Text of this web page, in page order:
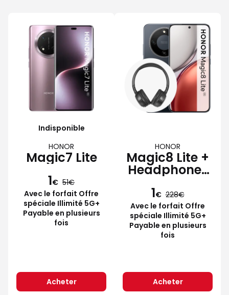
Indisponible
HONOR
Magic7 Lite
1€ 51
Avec le forfait Offre
spéciale Illimité 5G+
Payable en plusieurs
fois
Acheter
HONOR
Magic8 Lite +
Headphones
Lite
1€ 228
Avec le forfait Offre
spéciale Illimité 5G+
Payable en plusieurs
fois
Acheter